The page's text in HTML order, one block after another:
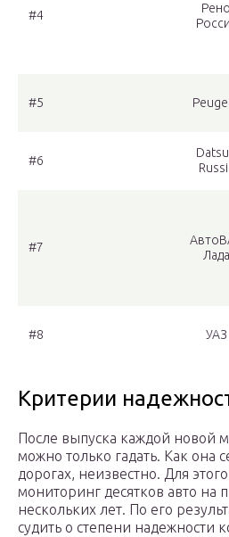
#4
Рено
#5
#6
#7
Лада
#8 УАЗ
Критерии
После выпуска каждой новой
можно только гадать. Как она
дорогах, неизвестно. Для
мониторинг десятков авто на
нескольких лет. По его
судить о степени надежности